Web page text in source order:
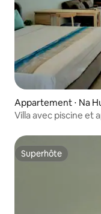
Appartement ⋅ Na
Villa avec piscine et
Superhôte
Superhôte